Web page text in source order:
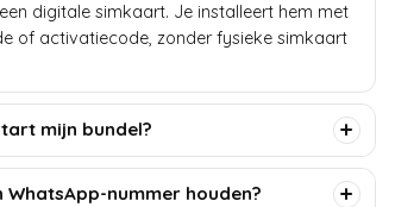
een digitale simkaart. Je installeert hem met
of activatiecode, zonder fysieke simkaart
mijn bundel?
WhatsApp-nummer houden?